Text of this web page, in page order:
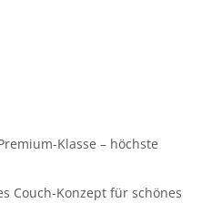
Klasse – höchste
Couch-Konzept für schönes